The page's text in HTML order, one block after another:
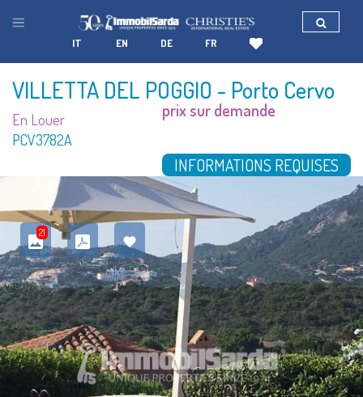
VILLETTA DEL POGGIO - Porto Cervo
En Louer
PCV3782A
prix sur demande
INFORMATIONS REQUISES
21
FR
DE
EN
IT